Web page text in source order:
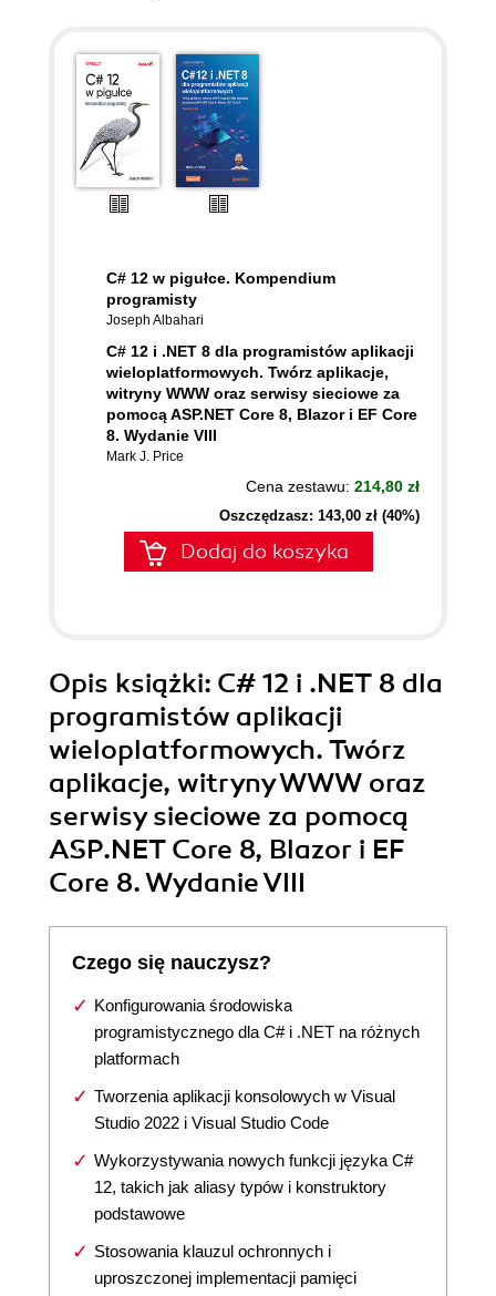
C# 12 w pigułce. Kompendium
programisty
Joseph Albahari
C# 12 i .NET 8 dla programistów aplikacji
wieloplatformowych. Twórz aplikacje,
witryny WWW oraz serwisy sieciowe za
pomocą ASP.NET Core 8, Blazor i EF Core
8. Wydanie VIII
Mark J. Price
Cena zestawu: 214,80 zł
Oszczędzasz: 143,00 zł (40%)
Dodaj do koszyka
Opis książki: C# 12 i .NET 8 dla
programistów aplikacji
wieloplatformowych. Twórz
aplikacje, witryny WWW oraz
serwisy sieciowe za pomocą
ASP.NET Core 8, Blazor i EF
Core 8. Wydanie VIII
Czego się nauczysz?
Konfigurowania środowiska
programistycznego dla C# i .NET na różnych
platformach
Tworzenia aplikacji konsolowych w Visual
Studio 2022 i Visual Studio Code
Wykorzystywania nowych funkcji języka C#
12, takich jak aliasy typów i konstruktory
podstawowe
Stosowania klauzul ochronnych i
uproszczonej implementacji pamięci